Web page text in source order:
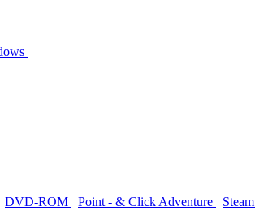
DVD-ROM Point - & Click Adventure Steam